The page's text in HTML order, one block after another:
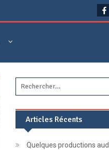
Articles Récents
Quelques productions